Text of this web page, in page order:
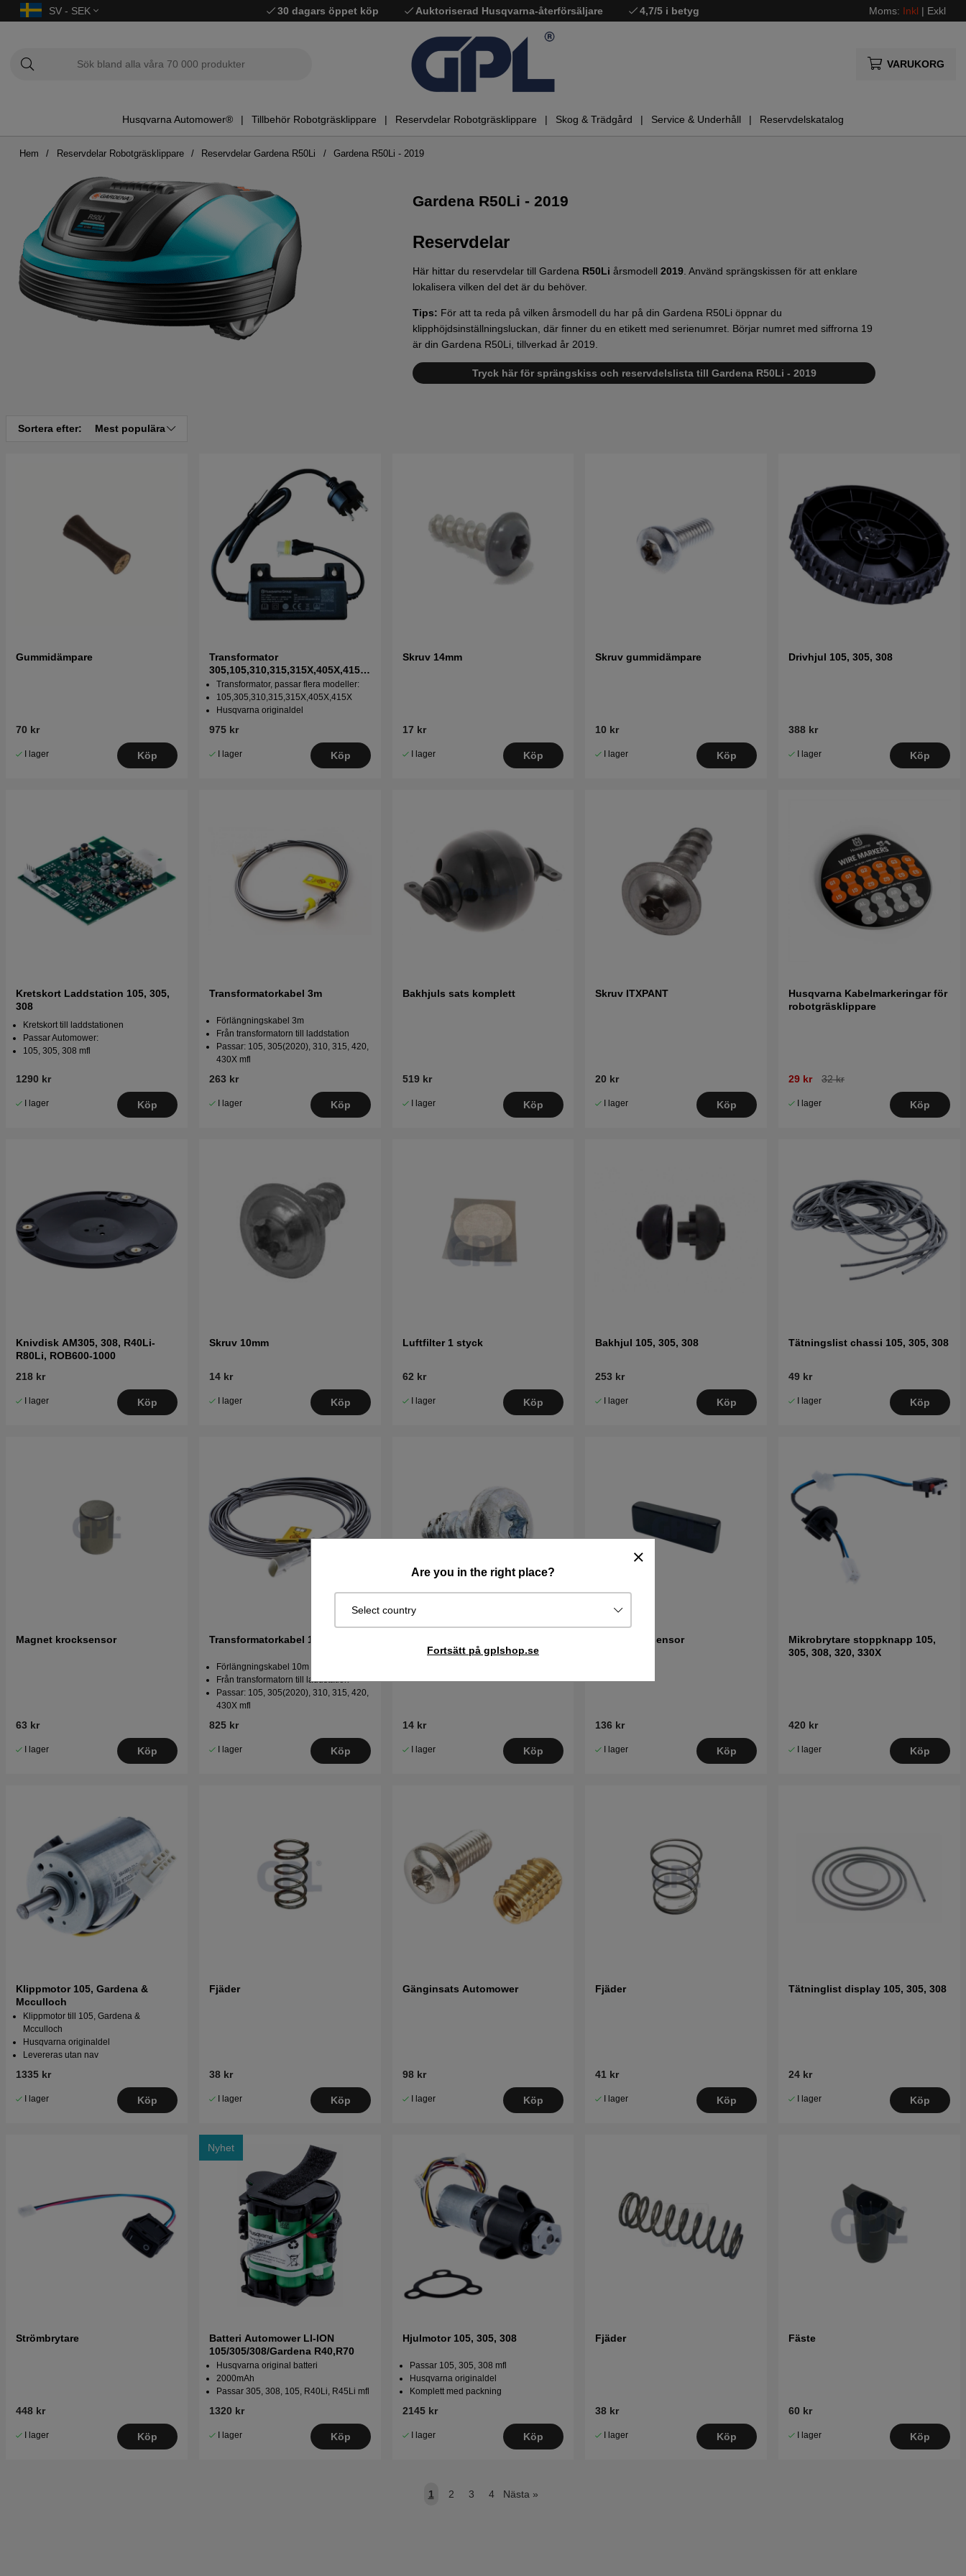
SV - SEK 30 dagars öppet köp Auktoriserad Husqvarna-återförsäljare 4,7/5 i betyg Moms: Inkl | Exkl
VARUKORG
Husqvarna Automower® Tillbehör Robotgräsklippare Reservdelar Robotgräsklippare Skog & Trädgård Service & Underhåll Reservdelskatalog
Are you in the right place?
Select country
Fortsätt på gplshop.se
Hem Reservdelar Robotgräsklippare Reservdelar Gardena R50Li Gardena R50Li - 2019
Gardena R50Li - 2019
Reservdelar
Här hittar du reservdelar till Gardena R50Li årsmodell 2019. Använd sprängskissen för att enklare
lokalisera vilken del det är du behöver.
Tips: För att ta reda på vilken årsmodell du har på din Gardena R50Li öppnar du
klipphöjdsinställningsluckan, där finner du en etikett med serienumret. Börjar numret med siffrorna 19
är din Gardena R50Li, tillverkad år 2019.
Tryck här för sprängskiss och reservdelslista till Gardena R50Li - 2019
Sortera efter: Mest populära
Gummidämpare
70 kr
I lager Köp
Transformator
305,105,310,315,315X,405X,415X,
310 Mark II,315 Mark II
Transformator, passar flera modeller:
105,305,310,315,315X,405X,415X
Husqvarna originaldel
975 kr
I lager Köp
Skruv 14mm
17 kr
I lager Köp
Skruv gummidämpare
10 kr
I lager Köp
Drivhjul 105, 305, 308
388 kr
I lager Köp
Kretskort Laddstation 105, 305,
308
Kretskort till laddstationen
Passar Automower:
105, 305, 308 mfl
1290 kr
I lager Köp
Transformatorkabel 3m
Förlängningskabel 3m
Från transformatorn till laddstation
Passar: 105, 305(2020), 310, 315, 420,
430X mfl
263 kr
I lager Köp
Bakhjuls sats komplett
519 kr
I lager Köp
Skruv ITXPANT
20 kr
I lager Köp
Husqvarna Kabelmarkeringar för
robotgräsklippare
29 kr 32 kr
I lager Köp
Knivdisk AM305, 308, R40Li-
R80Li, ROB600-1000
218 kr
I lager Köp
Skruv 10mm
14 kr
I lager Köp
Luftfilter 1 styck
62 kr
I lager Köp
Bakhjul 105, 305, 308
253 kr
I lager Köp
Tätningslist chassi 105, 305, 308
49 kr
I lager Köp
Magnet krocksensor
63 kr
I lager Köp
Transformatorkabel 10m
Förlängningskabel 10m
Från transformatorn till laddstation
Passar: 105, 305(2020), 310, 315, 420,
430X mfl
825 kr
I lager Köp
14 kr
I lager Köp
Magnet lyftsensor
136 kr
I lager Köp
Mikrobrytare stoppknapp 105,
305, 308, 320, 330X
420 kr
I lager Köp
Klippmotor 105, Gardena &
Mcculloch
Klippmotor till 105, Gardena &
Mcculloch
Husqvarna originaldel
Levereras utan nav
1335 kr
I lager Köp
Fjäder
38 kr
I lager Köp
Gänginsats Automower
98 kr
I lager Köp
Fjäder
41 kr
I lager Köp
Tätninglist display 105, 305, 308
24 kr
I lager Köp
Strömbrytare
448 kr
I lager Köp
Nyhet
Batteri Automower LI-ION
105/305/308/Gardena R40,R70
Husqvarna original batteri
2000mAh
Passar 305, 308, 105, R40Li, R45Li mfl
1320 kr
I lager Köp
Hjulmotor 105, 305, 308
Passar 105, 305, 308 mfl
Husqvarna originaldel
Komplett med packning
2145 kr
I lager Köp
Fjäder
38 kr
I lager Köp
Fäste
60 kr
I lager Köp
1 2 3 4 Nästa »